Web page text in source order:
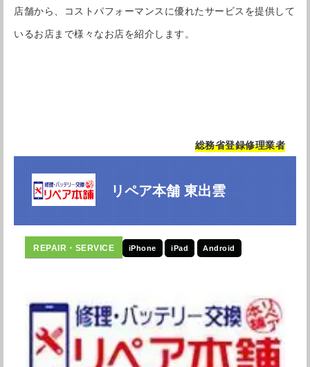
店舗から、コストパフォーマンスに優れたサービスを提供して
いるお店まで様々なお店を紹介します。
リペア本舗 東出雲
総務省登録修理業者
iPhone iPad Android